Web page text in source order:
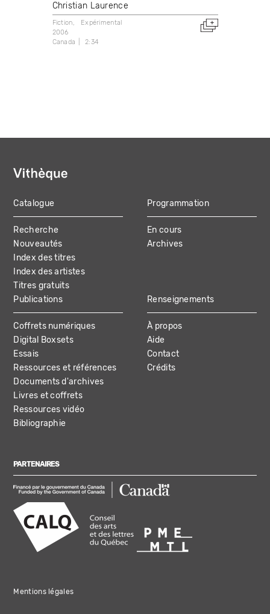
Christian Laurence
Fiction
Expérimental
2006
Canada
2:34
MAIN
NAVIGATION
Catalogue
Recherche
Nouveautés
Index des titres
Index des artistes
Titres gratuits
Programmation
En cours
Archives
Publications
Coffrets numériques
Digital Boxsets
Essais
Ressources et références
Documents d'archives
Livres et coffrets
Ressources vidéo
Bibliographie
Renseignements
À propos
Aide
Contact
Crédits
PARTENAIRES
Mentions légales